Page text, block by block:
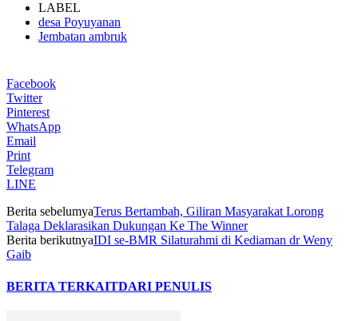
LABEL
desa Poyuyanan
Jembatan ambruk
Facebook
Twitter
Pinterest
WhatsApp
Email
Print
Telegram
LINE
Berita sebelumyaTerus Bertambah, Giliran Masyarakat Lorong
Talaga Deklarasikan Dukungan Ke The Winner
Berita berikutnyaIDI se-BMR Silaturahmi di Kediaman dr Weny
Gaib
BERITA TERKAITDARI PENULIS